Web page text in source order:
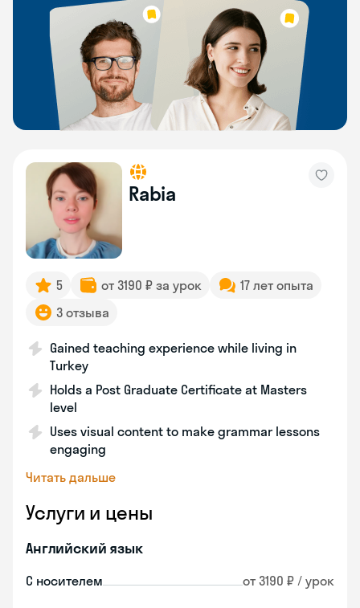
Rabia
5 от 3190 ₽ за урок
17 лет опыта
3 отзыва
Gained teaching experience while living in
Turkey
Holds a Post Graduate Certificate at Masters
level
Uses visual content to make grammar lessons
engaging
Читать дальше
Услуги и цены
Английский язык
С носителем от 3190 ₽ / урок